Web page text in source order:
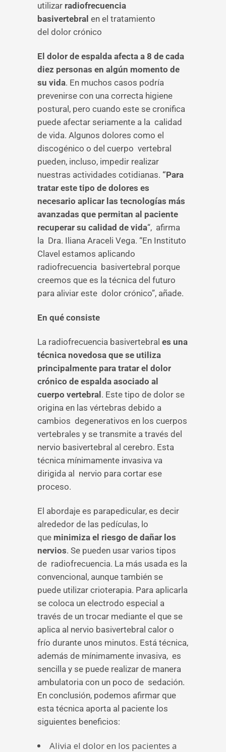
utilizar radiofrecuencia
basivertebral en el tratamiento
del dolor crónico
El dolor de espalda afecta a 8 de cada
diez personas en algún momento de
su vida. En muchos casos podría
prevenirse con una correcta higiene
postural, pero cuando este se cronifica
puede afectar seriamente a la calidad
de vida. Algunos dolores como el
discogénico o del cuerpo vertebral
pueden, incluso, impedir realizar
nuestras actividades cotidianas. “Para
tratar este tipo de dolores es
necesario aplicar las tecnologías más
avanzadas que permitan al paciente
recuperar su calidad de vida“, afirma
la Dra. Iliana Araceli Vega. “En Instituto
Clavel estamos aplicando
radiofrecuencia basivertebral porque
creemos que es la técnica del futuro
para aliviar este dolor crónico”, añade.
En qué consiste
La radiofrecuencia basivertebral es una
técnica novedosa que se utiliza
principalmente para tratar el dolor
crónico de espalda asociado al
cuerpo vertebral . Este tipo de dolor se
origina en las vértebras debido a
cambios degenerativos en los cuerpos
vertebrales y se transmite a través del
nervio basivertebral al cerebro. Esta
técnica mínimamente invasiva va
dirigida al nervio para cortar ese
proceso.
El abordaje es parapedicular, es decir
alrededor de las pedículas, lo
que minimiza el riesgo de dañar los
nervios. Se pueden usar varios tipos
de radiofrecuencia. La más usada es la
convencional, aunque también se
puede utilizar crioterapia. Para aplicarla
se coloca un electrodo especial a
través de un trocar mediante el que se
aplica al nervio basivertebral calor o
frío durante unos minutos. Está técnica,
además de mínimamente invasiva, es
sencilla y se puede realizar de manera
ambulatoria con un poco de sedación.
En conclusión, podemos afirmar que
esta técnica aporta al paciente los
siguientes beneficios:
Alivia el dolor en los pacientes a